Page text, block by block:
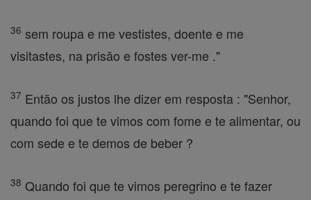
36 sem roupa e me vestistes, doente e me
visitastes, na prisão e fostes ver-me ."
37 Então os justos lhe dizer em resposta : "Senhor,
quando foi que te vimos com fome e te alimentar, ou
com sede e te demos de beber ?
38 Quando foi que te vimos peregrino e te fazer